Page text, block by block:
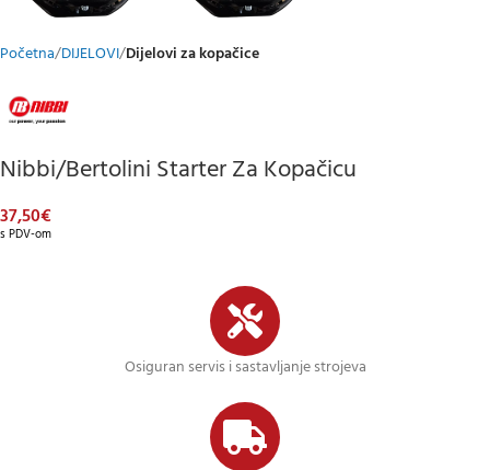
Početna DIJELOVI Dijelovi za kopačice
Nibbi/Bertolini Starter Za Kopačicu
37,50€
s PDV-om
Osiguran servis i sastavljanje strojeva